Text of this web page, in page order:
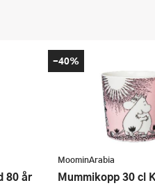
80 år
MoominArabia
Mummikopp 30
-40%